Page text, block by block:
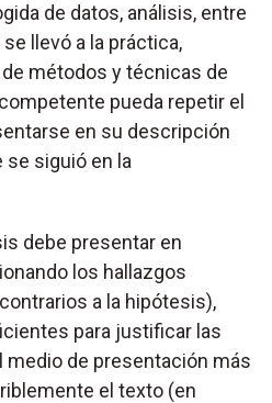
de datos, análisis, entre
llevó a la práctica,
métodos y técnicas de
pueda repetir el
en su descripción
se siguió en la
debe presentar en
los hallazgos
a la hipótesis),
para justificar las
medio de presentación más
el texto (en